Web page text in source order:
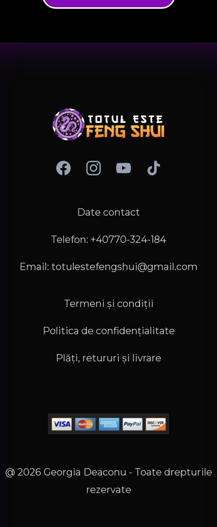
Date contact
Telefon: +40770-324-184
Email: totulestefengshui@gmail.com
Termeni și condiții
Politica de confidențialitate
Plăți, retururi și livrare
@ 2026 Georgia Deaconu - Toate drepturile
rezervate